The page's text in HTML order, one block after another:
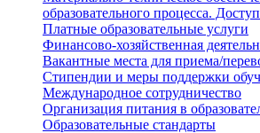
образовательного процесса.
Платные образовательные услуги
Финансово-хозяйственная
Вакантные места для приема/
Стипендии и меры поддержки
Международное сотрудничество
Организация питания в
Образовательные стандарты